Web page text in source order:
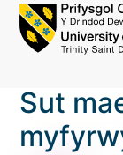
Sut